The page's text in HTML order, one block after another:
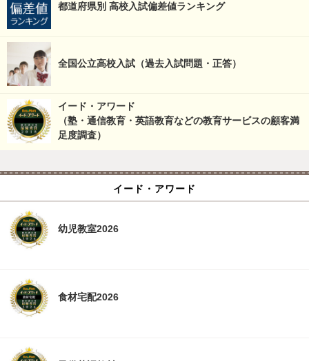
都道府県別 高校入試偏差値ランキング
全国公立高校入試（過去入試問題・正答）
イード・アワード
（塾・通信教育・英語教育などの教育サービスの顧客満
足度調査）
イード・アワード
幼児教室2026
食材宅配2026